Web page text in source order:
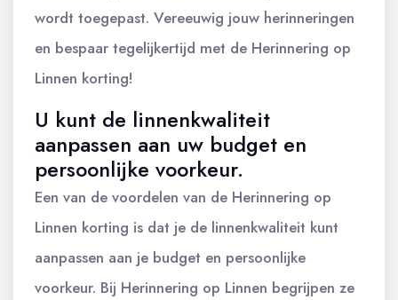
wordt toegepast. Vereeuwig jouw herinneringen
en bespaar tegelijkertijd met de Herinnering op
Linnen korting!
U kunt de linnenkwaliteit
aanpassen aan uw budget en
persoonlijke voorkeur.
Een van de voordelen van de Herinnering op
Linnen korting is dat je de linnenkwaliteit kunt
aanpassen aan je budget en persoonlijke
voorkeur. Bij Herinnering op Linnen begrijpen ze